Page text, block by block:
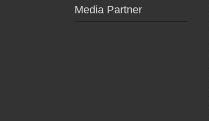
Media Partner